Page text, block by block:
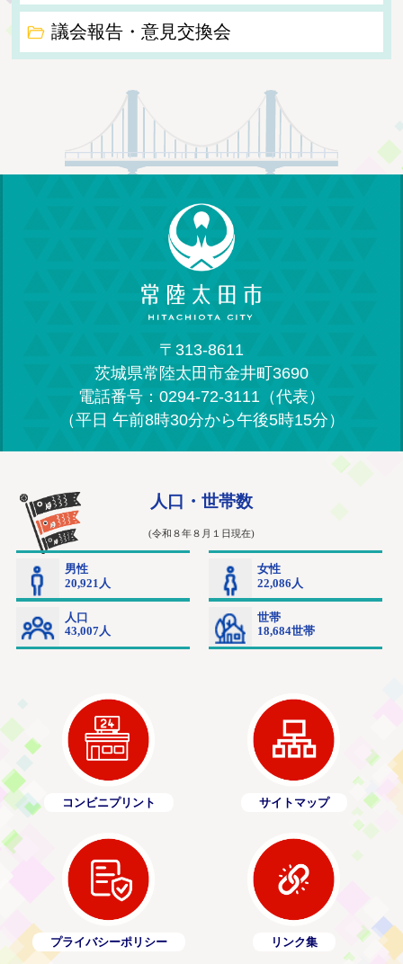
議会報告・意見交換会
〒313-8611
茨城県常陸太田市金井町3690
電話番号：0294-72-3111（代表）
（平日 午前8時30分から午後5時15分）
コンビニプリント サイトマップ
プライバシーポリシー リンク集